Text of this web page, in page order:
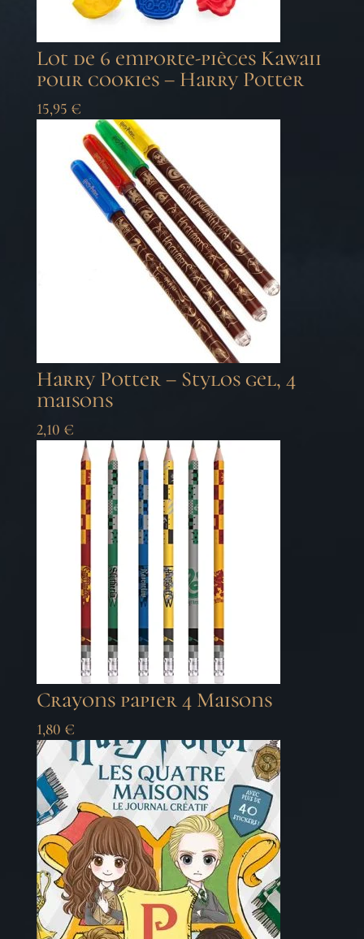
Lot de 6 emporte-pièces Kawaii
pour cookies – Harry Potter
15,95 €
Harry Potter – Stylos gel, 4
maisons
2,10 €
Crayons papier 4 Maisons
1,80 €